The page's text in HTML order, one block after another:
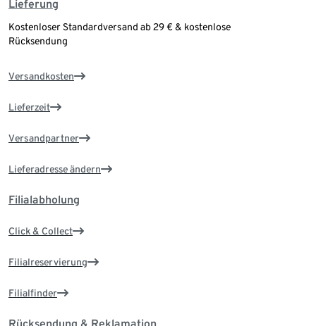
Lieferung
Kostenloser Standardversand ab 29 € & kostenlose
Rücksendung
Versandkosten
Lieferzeit
Versandpartner
Lieferadresse ändern
Filialabholung
Click & Collect
Filialreservierung
Filialfinder
Rücksendung & Reklamation